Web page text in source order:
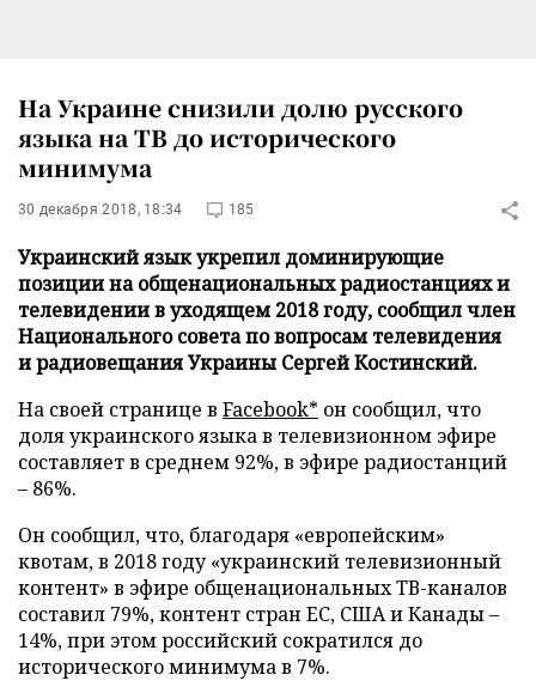
На Украине снизили долю русского
языка на ТВ до исторического
минимума
30 декабря 2018, 18:34 185
Украинский язык укрепил доминирующие
позиции на общенациональных радиостанциях и
телевидении в уходящем 2018 году, сообщил член
Национального совета по вопросам телевидения
и радиовещания Украины Сергей Костинский.
На своей странице в Facebook* он сообщил, что
доля украинского языка в телевизионном эфире
составляет в среднем 92%, в эфире радиостанций
– 86%.
Он сообщил, что, благодаря «европейским»
квотам, в 2018 году «украинский телевизионный
контент» в эфире общенациональных ТВ-каналов
составил 79%, контент стран ЕС, США и Канады –
14%, при этом российский сократился до
исторического минимума в 7%.